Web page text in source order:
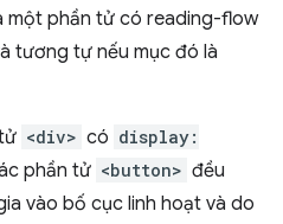
phần tử có reading-flow
tương tự nếu mục đó là
<div> có display:
phần tử <button> đều
vào bố cục linh hoạt và do